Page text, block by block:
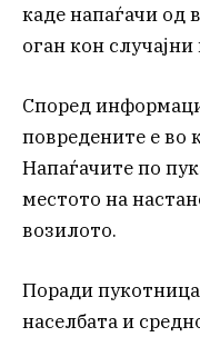
каде напаѓачи од
оган кон
Според
повредените е во
Напаѓачите по
местото на
возилото.
Поради
населбата и